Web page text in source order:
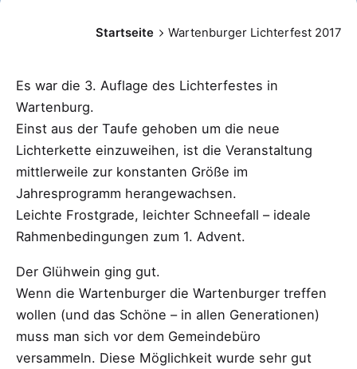
Startseite Wartenburger Lichterfest 2017
Es war die 3. Auflage des Lichterfestes in
Wartenburg.
Einst aus der Taufe gehoben um die neue
Lichterkette einzuweihen, ist die Veranstaltung
mittlerweile zur konstanten Größe im
Jahresprogramm herangewachsen.
Leichte Frostgrade, leichter Schneefall – ideale
Rahmenbedingungen zum 1. Advent.
Der Glühwein ging gut.
Wenn die Wartenburger die Wartenburger treffen
wollen (und das Schöne – in allen Generationen)
muss man sich vor dem Gemeindebüro
versammeln. Diese Möglichkeit wurde sehr gut